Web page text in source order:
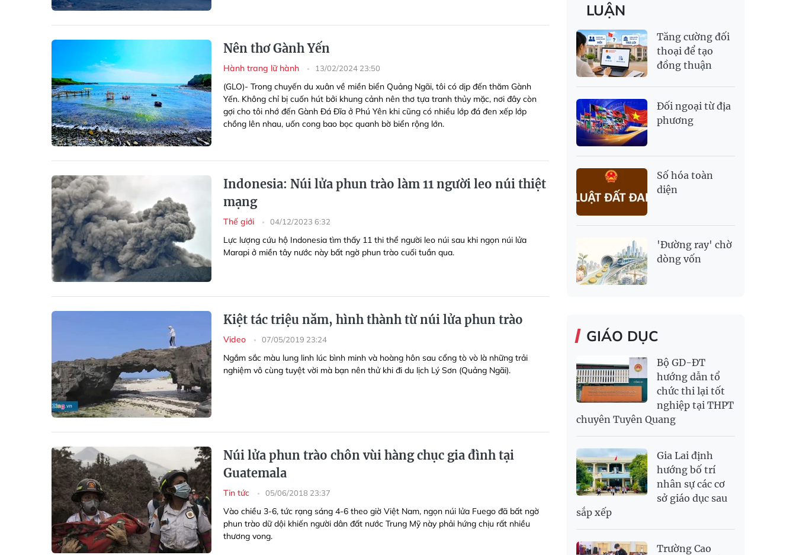
Nên thơ Gành Yến
Hành trang lữ hành 13/02/2024 23:50
(GLO)- Trong chuyến du xuân về miền biển Quảng Ngãi, tôi có dịp đến thăm Gành
Yến. Không chỉ bị cuốn hút bởi khung cảnh nên thơ tựa tranh thủy mặc, nơi đây còn
gợi cho tôi nhớ đến Gành Đá Đĩa ở Phú Yên khi cũng có nhiều lớp đá đen xếp lớp
chồng lên nhau, uốn cong bao bọc quanh bờ biển rộng lớn.
Indonesia: Núi lửa phun trào làm 11 người leo núi thiệt
mạng
Thế giới 04/12/2023 6:32
Lực lượng cứu hộ Indonesia tìm thấy 11 thi thể người leo núi sau khi ngọn núi lửa
Marapi ở miền tây nước này bất ngờ phun trào cuối tuần qua.
Kiệt tác triệu năm, hình thành từ núi lửa phun trào
Video 07/05/2019 23:24
Ngắm sắc màu lung linh lúc bình minh và hoàng hôn sau cổng tò vò là những trải
nghiệm vô cùng tuyệt vời mà bạn nên thử khi đi du lịch Lý Sơn (Quảng Ngãi).
Núi lửa phun trào chôn vùi hàng chục gia đình tại
Guatemala
Tin tức 05/06/2018 23:37
Vào chiều 3-6, tức rạng sáng 4-6 theo giờ Việt Nam, ngọn núi lửa Fuego đã bất ngờ
phun trào dữ dội khiến người dân đất nước Trung Mỹ này phải hứng chịu rất nhiều
thương vong.
LUẬN
Tăng cường đối
thoại để tạo
đồng thuận
Đối ngoại từ địa
phương
Số hóa toàn
diện
'Đường ray' chờ
dòng vốn
GIÁO DỤC
Bộ GD-ĐT
hướng dẫn tổ
chức thi lại tốt
nghiệp tại THPT
chuyên Tuyên Quang
Gia Lai định
hướng bố trí
nhân sự các cơ
sở giáo dục sau
sắp xếp
Trường Cao